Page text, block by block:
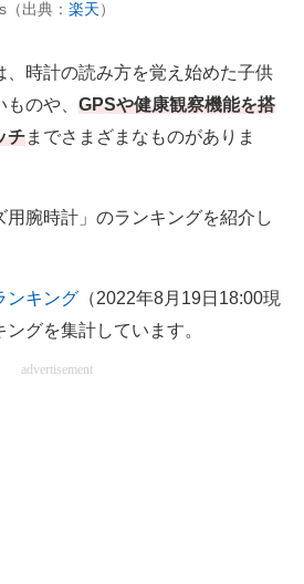
イト
例
イト
ア
出典： 楽天）
時計の読み方を覚え始めた子供
のや、 GPSや健康観察機能を搭
チまでさまざまなものがありま
腕時計」のランキングを紹介し
ンキング （2022年8月19日18:00現
グを集計しています。
advertisement